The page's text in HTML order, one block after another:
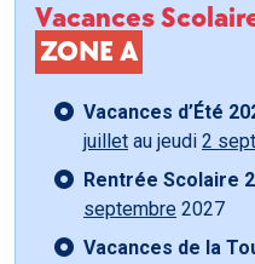
Vacances
ZONE A
Vacances d’Été
juillet au jeudi 2
Rentrée Scolaire
septembre 2027
Vacances de la